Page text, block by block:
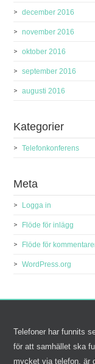
december 2016
november 2016
oktober 2016
september 2016
augusti 2016
Kategorier
Telefonkonferens
Meta
Logga in
Flöde för inlägg
Flöde för
WordPress.org
Telefoner har funnits
för att samhället ska
mycket via telefon, är